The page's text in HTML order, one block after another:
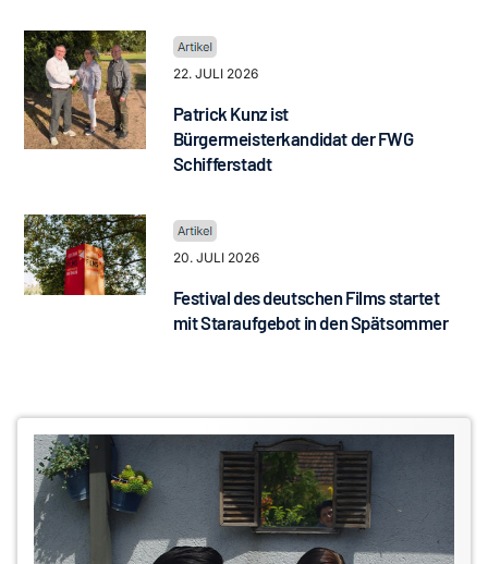
22. JULI 2026
Patrick Kunz ist
Bürgermeisterkandidat der FWG
Schifferstadt
20. JULI 2026
Festival des deutschen Films startet
mit Staraufgebot in den Spätsommer